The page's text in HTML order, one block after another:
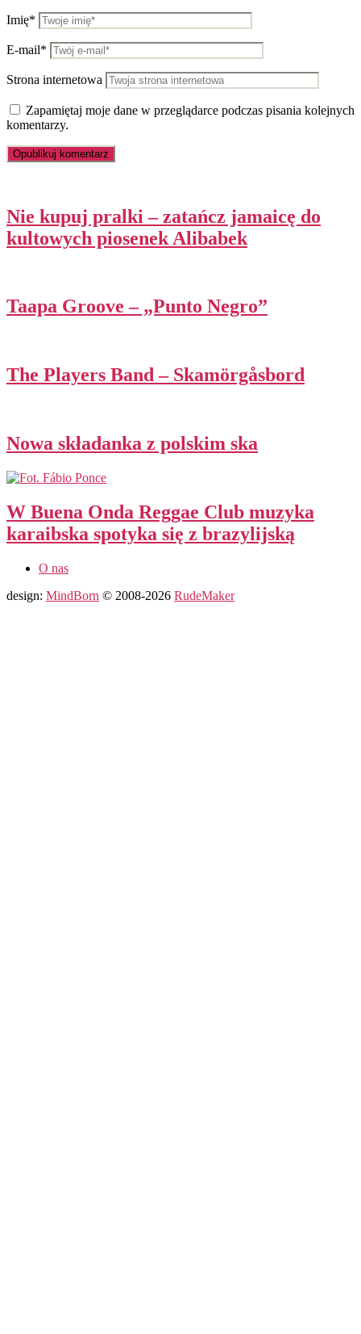
Imię*
E-mail*
Strona internetowa
Zapamiętaj moje dane w przeglądarce podczas pisania kolejnych
komentarzy.
Nie kupuj pralki – zatańcz jamaicę do
kultowych piosenek Alibabek
Taapa Groove – „Punto Negro”
The Players Band – Skamörgåsbord
Nowa składanka z polskim ska
W Buena Onda Reggae Club muzyka
karaibska spotyka się z brazylijską
O nas
design: MindBorn © 2008-2026 RudeMaker